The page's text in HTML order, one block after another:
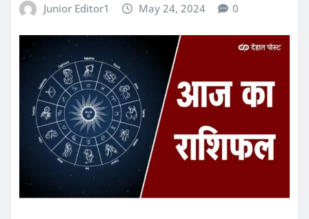
Junior Editor1 May 24, 2024 0